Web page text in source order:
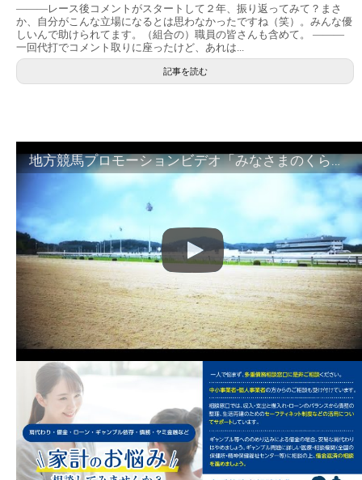
———レース後コメントがスタートして２年、振り返ってみて？まさ
か、自分がこんな立場になるとは思わなかったですね（笑）。みんな優
しいんで助けられてます。（組合の）職員の皆さんも含めて。 ———
一回代打でコメント取りに座ったけど、あれは...
記事を読む
地方競馬プロモーションビデオ「みなさまのくらしのために」30秒篇｜NAR公式